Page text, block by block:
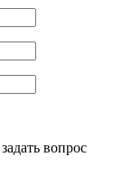
вопрос